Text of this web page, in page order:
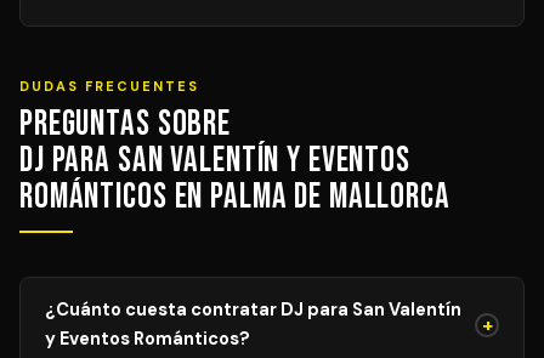
DUDAS FRECUENTES
Preguntas sobre
DJ para San Valentín y Eventos
Románticos en Palma de Mallorca
¿Cuánto cuesta contratar DJ para San Valentín
y Eventos Románticos?
+